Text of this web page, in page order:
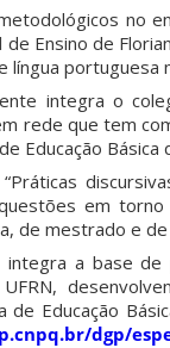
no
Ensino de
portuguesa
integra o
rede que tem
Educação Básica
em
de mestrado e
a base de
Educação
dgp/